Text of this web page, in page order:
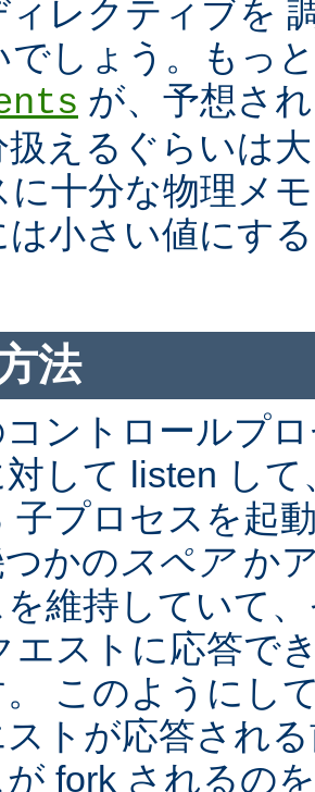
ィレクティブを
でしょう。もっ
が、予想さ
扱えるぐらいは
に十分な物理メ
は小さい値にす
法
ントロールプ
対して listen し
子プロセスを起
かのスペアか
を維持していて
エストに応答で
このようにし
ストが応答され
が fork されるの